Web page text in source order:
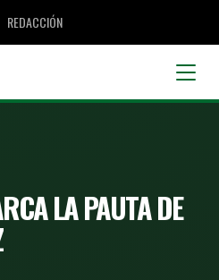
REDACCIÓN
LA PAUTA DE